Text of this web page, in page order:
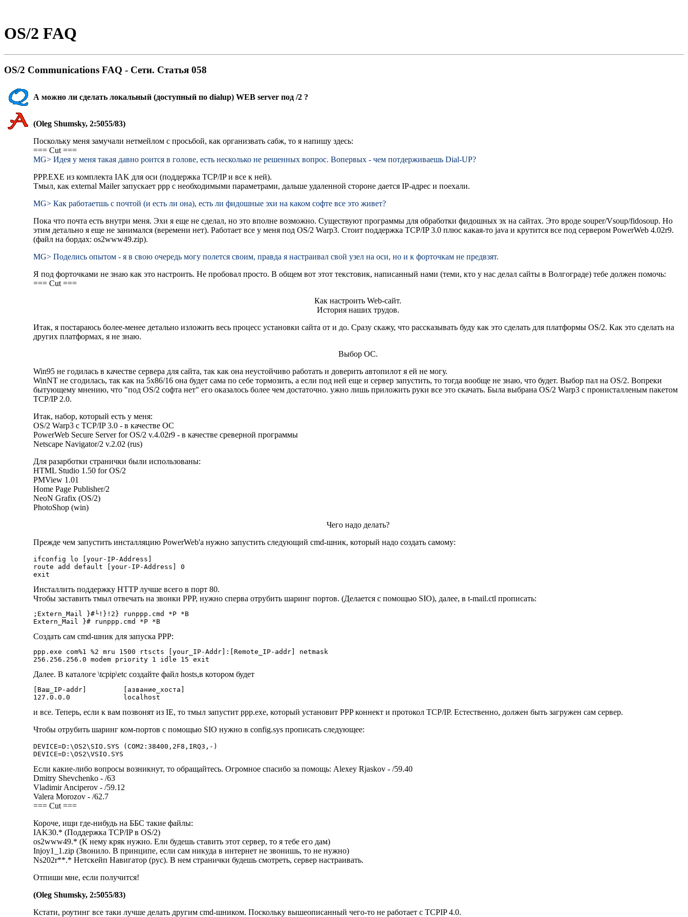
OS/2 FAQ
OS/2 Communications FAQ - Cети. Статья 058
А можно ли сделать локальный (доступный по dialup) WEB server под /2 ?
(Oleg Shumsky, 2:5055/83)
Поскольку меня замучали нетмейлом с просьбой, как организвать сабж, то я напишу здесь:
=== Cut ===
MG> Идея y меня такая давно pоится в голове, есть несколько не решенных вопpос. Вопеpвых - чем потдеpживаешь Dial-UP?
PPP.EXE из комплекта IAK для оси (поддержка TCP/IP и все к ней).
Тмыл, как external Mailer запускает ppp с необходимыми параметрами, дальше удаленной стороне дается IP-адрес и поехали.
MG> Как pаботаетшь с почтой (и есть ли она), есть ли фидошные эхи на каком софте все это живет?
Пока что почта есть внутри меня. Эхи я еще не сделал, но это вполне возможно. Существуют программы для обработки фидошных эх на сайтах. Это вроде souper/Vsoup/fidosoup. Hо
этим детально я еще не занимался (веремени нет). Работает все у меня под OS/2 Warp3. Стоит поддержка TCP/IP 3.0 плюс какая-то java и крутится все под сервером PowerWeb 4.02r9.
(файл на бордах: os2www49.zip).
MG> Поделись опытом - я в свою очеpедь могy полется своим, пpавда я настpаивал свой yзел на оси, но и к фоpточкам не пpедвзят.
Я под форточками не знаю как это настроить. Hе пробовал просто. В общем вот этот текстовик, написанный нами (теми, кто у нас делал сайты в Волгограде) тебе должен помочь:
=== Cut ===
Как настроить Web-сайт.
История наших трудов.
Итак, я постараюсь более-менее детально изложить весь процесс установки сайта от и до. Сразу скажу, что рассказывать буду как это сделать для платформы OS/2. Как это сделать на
других платформах, я не знаю.
Выбор ОС.
Win95 не годилась в качестве сервера для сайта, так как она неустойчиво работать и доверить автопилот я ей не могу.
WinNT не сгодилась, так как на 5x86/16 она будет сама по себе тормозить, а если под ней еще и сервер запустить, то тогда вообще не знаю, что будет. Выбор пал на OS/2. Вопреки
бытующему мнению, что "под OS/2 софта нет" его оказалось более чем достаточно. ужно лишь приложить руки все это скачать. Была выбрана OS/2 Warp3 с пронисталленым пакетом
TCP/IP 2.0.
Итак, набор, который есть у меня:
OS/2 Warp3 c TCP/IP 3.0 - в качестве ОС
PowerWeb Secure Server for OS/2 v.4.02r9 - в качестве среверной программы
Netscape Navigator/2 v.2.02 (rus)
Для разарботки странички были использованы:
HTML Studio 1.50 for OS/2
PMView 1.01
Home Page Publisher/2
NeoN Grafix (OS/2)
PhotoShop (win)
Чего надо делать?
Прежде чем запустить инсталляцию PowerWeb'а нужно запустить следующий cmd-шник, который надо создать самому:
ifconfig lo [your-IP-Address]
route add default [your-IP-Address] 0
Инсталлить поддержку HTTP лучше всего в порт 80.
Чтобы заставить тмыл отвечать на звонки PPP, нужно сперва отрубить шаринг портов. (Делается с помощью SIO), далее, в t-mail.ctl прописать:
;Extern_Mail }#└!}!2} runppp.cmd *P *B
Создать сам cmd-шник для запуска PPP:
ppp.exe com%1 %2 mru 1500 rtscts [your_IP-Addr]:[Remote_IP-addr] netmask
Далее. В каталоге \tcpip\etc создайте файл hosts,в котором будет
[Ваш_IP-addr]         [азвание_хоста]
и все. Теперь, если к вам позвонят из IE, то тмыл запустит ppp.exe, который установит PPP коннект и протокол TCP/IP. Естественно, должен быть загружен сам сервер.
Чтобы отрубить шаринг ком-портов с помощью SIO нужно в config.sys прописать следующее:
DEVICE=D:\OS2\SIO.SYS (COM2:38400,2F8,IRQ3,-)
Если какие-либо вопросы возникнут, то обращайтесь. Огромное спасибо за помощь: Alexey Rjaskov - /59.40
Dmitry Shevchenko - /63
Vladimir Anciperov - /59.12
Valera Morozov - /62.7
=== Cut ===
Короче, ищи где-нибудь на ББС такие файлы:
IAK30.* (Поддержка TCP/IP в OS/2)
os2www49.* (К нему кряк нужно. Ели будешь ставить этот сервер, то я тебе его дам)
Injoy1_1.zip (Звонило. В принципе, если сам никуда в интернет не звонишь, то не нужно)
Ns202r**.* Hетскейп Hавигатор (рус). В нем странички будешь смотреть, сервер настраивать.
Отпиши мне, если получится!
(Oleg Shumsky, 2:5055/83)
Кстати, роутинг все таки лучше делать другим cmd-шником. Поскольку вышеописанный чего-то не работает с TCPIP 4.0.